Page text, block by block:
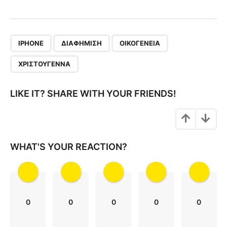
a
n
IPHONE ΔΙΑΦΉΜΙΣΗ ΟΙΚΟΓΈΝΕΙΑ
ΧΡΙΣΤΟΎΓΕΝΝΑ
LIKE IT? SHARE WITH YOUR FRIENDS!
WHAT'S YOUR REACTION?
0 0 0 0 0